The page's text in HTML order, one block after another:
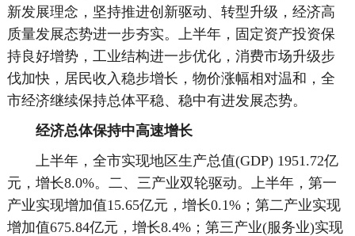
新发展理念，坚持推进创新驱动、转型升级，经济高
质量发展态势进一步夯实。上半年，固定资产投资保
持良好增势，工业结构进一步优化，消费市场升级步
伐加快，居民收入稳步增长，物价涨幅相对温和，全
市经济继续保持总体平稳、稳中有进发展态势。
经济总体保持中高速增长
上半年，全市实现地区生产总值(GDP) 1951.72亿
元，增长8.0%。二、三产业双轮驱动。上半年，第一
产业实现增加值15.65亿元，增长0.1%；第二产业实现
增加值675.84亿元，增长8.4%；第三产业(服务业)实现